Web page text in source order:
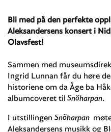
Bli med på den perfekte
Aleksandersens konsert i
Olavsfest!
Sammen med
Ingrid Lunnan får du høre
historiene om da Åge ba
albumcoveret til Snöharpan.
I utstillingen Snöharpan
Aleksandersens musikk og